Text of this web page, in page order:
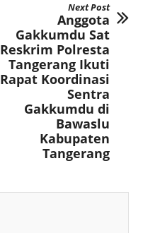
Next Post
Anggota
Gakkumdu Sat
Reskrim Polresta
Tangerang Ikuti
Rapat Koordinasi
Sentra
Gakkumdu di
Bawaslu
Kabupaten
Tangerang